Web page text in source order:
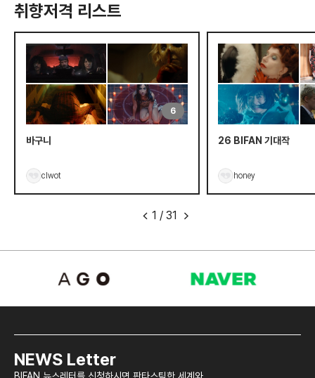
취향저격 리스트
6
바구니
clwot
26 BIFAN 기대작
honey
< 1 / 31 >
NEWS Letter